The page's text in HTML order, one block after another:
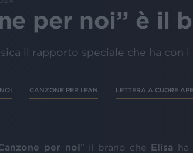
per noi” è il
il rapporto speciale che ha con
CANZONE PER I FAN LETTERA A CUORE
per noi” il brano che Elisa ha